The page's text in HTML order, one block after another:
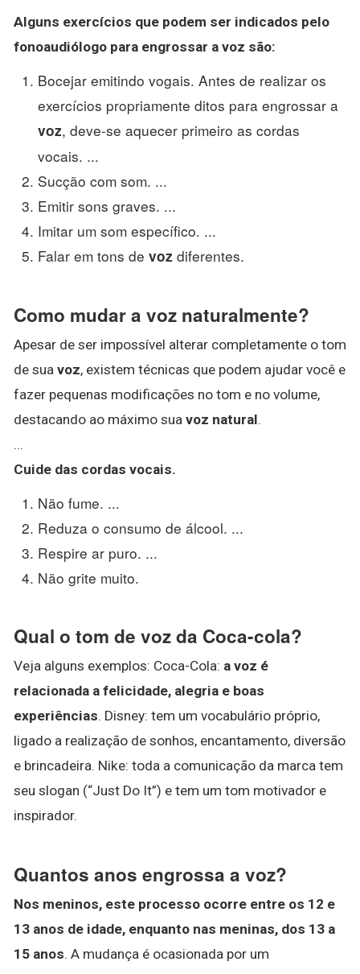
Alguns exercícios que podem ser indicados pelo
fonoaudiólogo para engrossar a voz são:
Bocejar emitindo vogais. Antes de realizar os
exercícios propriamente ditos para engrossar a
voz, deve-se aquecer primeiro as cordas
vocais. ...
Sucção com som. ...
Emitir sons graves. ...
Imitar um som específico. ...
Falar em tons de voz diferentes.
Como mudar a voz naturalmente?
Apesar de ser impossível alterar completamente o tom
de sua voz, existem técnicas que podem ajudar você e
fazer pequenas modificações no tom e no volume,
destacando ao máximo sua voz natural.
...
Cuide das cordas vocais.
Não fume. ...
Reduza o consumo de álcool. ...
Respire ar puro. ...
Não grite muito.
Qual o tom de voz da Coca-cola?
Veja alguns exemplos: Coca-Cola: a voz é
relacionada a felicidade, alegria e boas
experiências. Disney: tem um vocabulário próprio,
ligado a realização de sonhos, encantamento, diversão
e brincadeira. Nike: toda a comunicação da marca tem
seu slogan (“Just Do It”) e tem um tom motivador e
inspirador.
Quantos anos engrossa a voz?
Nos meninos, este processo ocorre entre os 12 e
13 anos de idade, enquanto nas meninas, dos 13 a
15 anos. A mudança é ocasionada por um